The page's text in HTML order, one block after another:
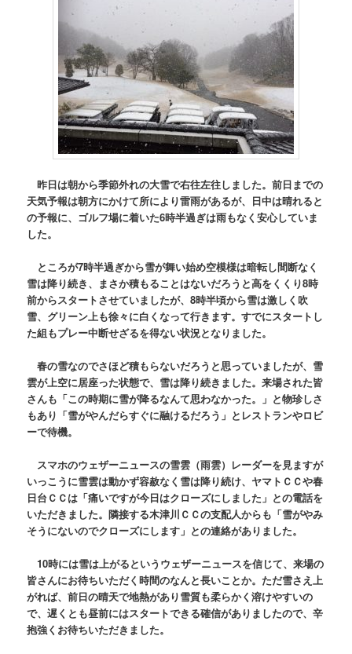
昨日は朝から季節外れの大雪で右往左往しました。前日までの
天気予報は朝方にかけて所により雷雨があるが、日中は晴れると
の予報に、ゴルフ場に着いた6時半過ぎは雨もなく安心していま
した。
ところが7時半過ぎから雪が舞い始め空模様は暗転し間断なく
雪は降り続き、まさか積もることはないだろうと高をくくり8時
前からスタートさせていましたが、8時半頃から雪は激しく吹
雪、グリーン上も徐々に白くなって行きます。すでにスタートし
た組もプレー中断せざるを得ない状況となりました。
春の雪なのでさほど積もらないだろうと思っていましたが、雪
雲が上空に居座った状態で、雪は降り続きました。来場された皆
さんも「この時期に雪が降るなんて思わなかった。」と物珍しさ
もあり「雪がやんだらすぐに融けるだろう」とレストランやロビ
ーで待機。
スマホのウェザーニュースの雪雲（雨雲）レーダーを見ますが
いっこうに雪雲は動かず容赦なく雪は降り続け、ヤマトＣＣや春
日台ＣＣは「痛いですが今日はクローズにしました」との電話を
いただきました。隣接する木津川ＣＣの支配人からも「雪がやみ
そうにないのでクローズにします」との連絡がありました。
10時には雪は上がるというウェザーニュースを信じて、来場の
皆さんにお待ちいただく時間のなんと長いことか。ただ雪さえ上
がれば、前日の晴天で地熱があり雪質も柔らかく溶けやすいの
で、遅くとも昼前にはスタートできる確信がありましたので、辛
抱強くお待ちいただきました。